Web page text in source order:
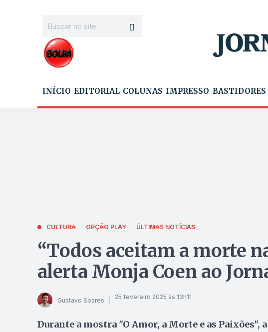
INÍCIO EDITORIAL COLUNAS IMPRESSO BASTIDORES
CULTURA OPÇÃO PLAY ÚLTIMAS NOTÍCIAS
“Todos aceitam a morte
alerta Monja Coen ao
Gustavo Soares 25 fevereiro 2025 às 13h11
Durante a mostra "O Amor, a Morte e as Paixões",